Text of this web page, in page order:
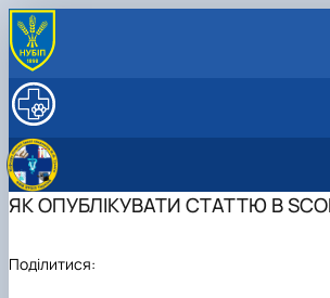
ПРО КАФЕДРУ
лабораторія ветеринарно
дослідже…
Робочі програми дисциплін
курси
НАУКОВА ДІЯЛЬНІСТЬ
Науковий гурток «Біохімія
СКЛАД КАФЕДРИ
МІЖНАРОДНА ДІЯЛЬНІСТЬ
ЯК ОПУБЛІКУВАТИ СТАТТЮ В
Поділитися: